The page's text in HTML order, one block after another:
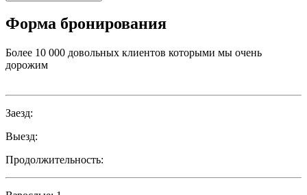
Форма бронирования
Более 10 000 довольных клиентов которыми мы очень
дорожим
Заезд:
Выезд:
Продолжительность: